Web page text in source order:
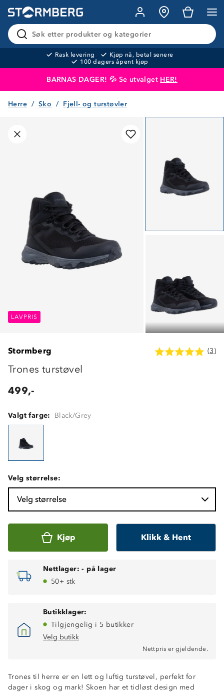
Søk etter produkter og kategorier
Rask levering
Kjøp nå, betal senere
100 dagers åpent kjøp
BARNAS DAGER! 💦 Se utvalget HER!
Produktet er lagt i handlekurven
Herre Sko Fjell- og turstøvler
LAVPRIS LAVPRIS
LAVPRIS
Stormberg (3)
Trones turstøvel
499,-
Valgt farge: Black/Grey
Velg størrelse:
Velg størrelse
Kjøp Klikk & Hent
Nettlager: - på lager
50+ stk
Butikklager:
Tilgjengelig i 5 butikker
Velg butikk
Nettpris er gjeldende.
Trones til herre er en lett og luftig turstøvel, perfekt for
dager i skog og mark! Skoen har et tidløst design med